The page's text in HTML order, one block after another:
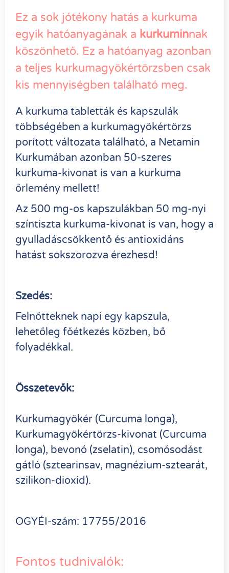
Ez a sok jótékony hatás a kurkuma
egyik hatóanyagának a kurkuminnak
köszönhető. Ez a hatóanyag azonban
a teljes kurkumagyökértörzsben csak
kis mennyiségben található meg.
A kurkuma tabletták és kapszulák
többségében a kurkumagyökértörzs
porított változata található, a Netamin
Kurkumában azonban 50-szeres
kurkuma-kivonat is van a kurkuma
őrlemény mellett!
Az 500 mg-os kapszulákban 50 mg-nyi
színtiszta kurkuma-kivonat is van, hogy a
gyulladáscsökkentő és antioxidáns
hatást sokszorozva érezhesd!
Szedés:
Felnőtteknek napi egy kapszula,
lehetőleg főétkezés közben, bő
folyadékkal.
Összetevők:
Kurkumagyökér (Curcuma longa),
Kurkumagyökértörzs-kivonat (Curcuma
longa), bevonó (zselatin), csomósodást
gátló (sztearinsav, magnézium-sztearát,
szilikon-dioxid).
OGYÉI-szám: 17755/2016
Fontos tudnivalók: